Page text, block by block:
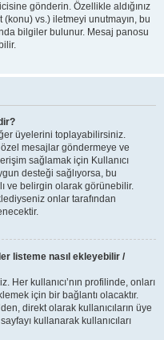
gönderin. Özellikle aldığınız
(konu) vs.) iletmeyi unutmayın, bu
bilgiler bulunur. Mesaj panosu
üyelerini toplayabilirsiniz.
mesajlar göndermeye ve
sağlamak için Kullanıcı
desteği sağlıyorsa, bu
ve belirgin olarak görünebilir.
onlar tarafından
listeme nasıl ekleyebilir /
Her kullanıcı’nın profilinde, onları
için bir bağlantı olacaktır.
direkt olarak kullanıcıların üye
kullanarak kullanıcıları